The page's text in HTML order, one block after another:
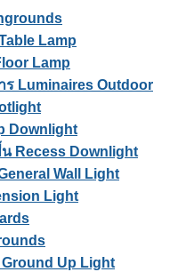
Lamp
Lamp
Luminaires Outdoor
Downlight
Recess Downlight
Wall Light
Light
Up Light